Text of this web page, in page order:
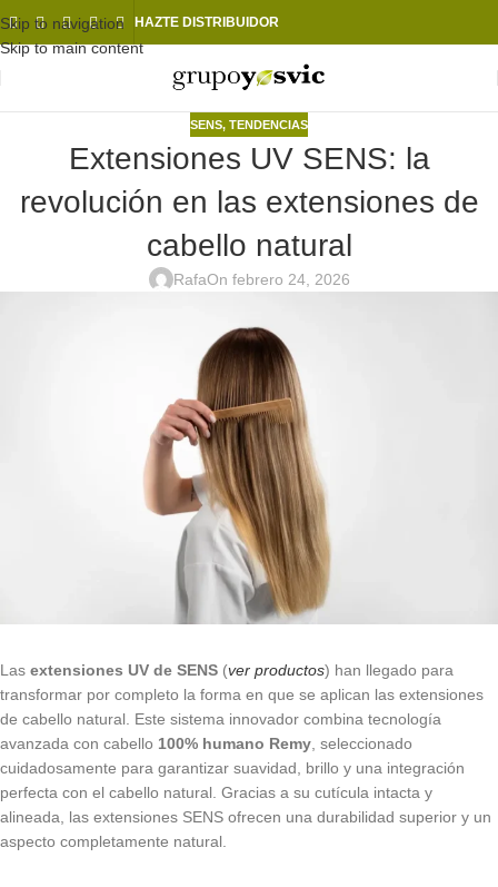
Skip to navigation
Skip to main content
HAZTE DISTRIBUIDOR
SENS, TENDENCIAS
Extensiones UV SENS: la
revolución en las extensiones de
cabello natural
RafaOn febrero 24, 2026
Las extensiones UV de SENS (ver productos) han llegado para
transformar por completo la forma en que se aplican las extensiones
de cabello natural. Este sistema innovador combina tecnología
avanzada con cabello 100% humano Remy, seleccionado
cuidadosamente para garantizar suavidad, brillo y una integración
perfecta con el cabello natural. Gracias a su cutícula intacta y
alineada, las extensiones SENS ofrecen una durabilidad superior y un
aspecto completamente natural.